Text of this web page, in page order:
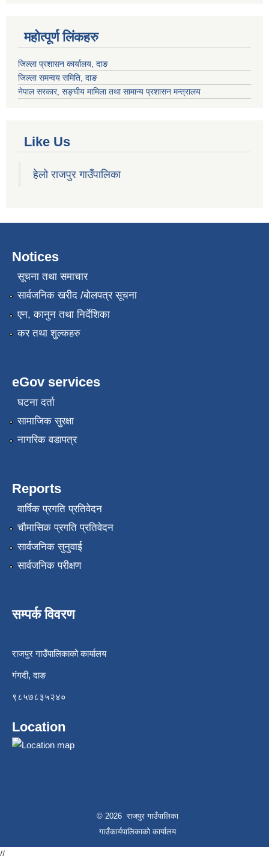
महोत्पूर्ण लिंकहरु
जिल्ला प्रशासन कार्यालय, दाङ
जिल्ला समन्वय समिति, दाङ
नेपाल सरकार, सङ्घीय मामिला तथा सामान्य प्रशासन मन्त्रालय
Like Us
हेलो राजपुर गाउँपालिका
Notices
सूचना तथा समाचार
सार्वजनिक खरीद /बोलपत्र सूचना
एन, कानुन तथा निर्देशिका
कर तथा शुल्कहरु
eGov services
घटना दर्ता
सामाजिक सुरक्षा
नागरिक वडापत्र
Reports
वार्षिक प्रगति प्रतिवेदन
चौमासिक प्रगति प्रतिवेदन
सार्वजनिक सुनुवाई
सार्वजनिक परीक्षण
सम्पर्क विवरण
राजपुर गाउँपालिकाको कार्यालय
गंगदी, दाङ
९८५७८३५२४०
Location
© 2026 राजपुर गाउँपालिका
गाउँकार्यपालिकाको कार्यालय
//